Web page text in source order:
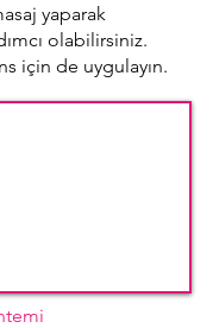
yaparak
olabilirsiniz.
için de uygulayın.​